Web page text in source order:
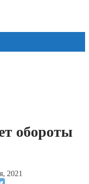
обороты
2021